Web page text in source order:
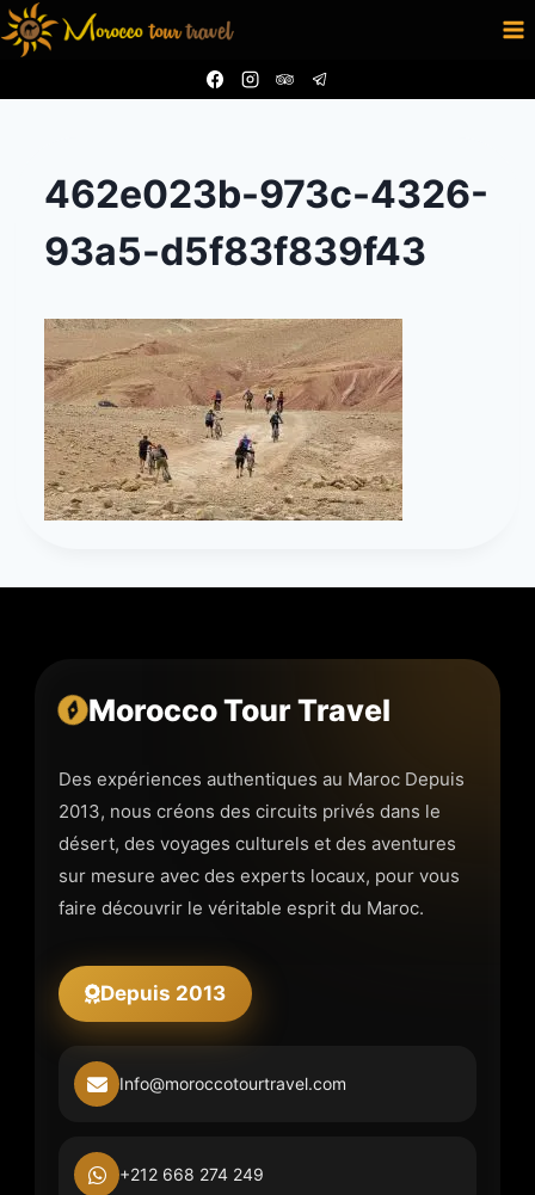
Aller
au
462e023b-973c-4326-
93a5-d5f83f839f43
Morocco Tour Travel
Des expériences authentiques au Maroc Depuis
2013, nous créons des circuits privés dans le
désert, des voyages culturels et des aventures
sur mesure avec des experts locaux, pour vous
faire découvrir le véritable esprit du Maroc.
Depuis 2013
Info@moroccotourtravel.com
+212 668 274 249